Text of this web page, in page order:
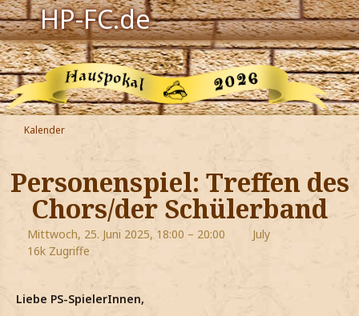
HP-FC.de
Navigation
Harry Potter
Der HP-FC
Hogwarts
Zauberwelt
Willkommen
Jetzt Fanclub-Mitglied werden!
Kalender
Personenspiel: Treffen des
Chors/der Schülerband
Mittwoch, 25. Juni 2025, 18:00 – 20:00
July
16k Zugriffe
Liebe PS-SpielerInnen,